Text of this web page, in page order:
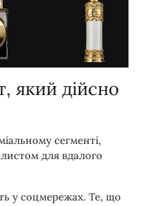
який дійсно
сегменті,
для вдалого
у соцмережах. Те, що